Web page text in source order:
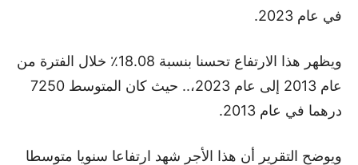
في عام 2023.
ويظهر هذا الارتفاع تحسنا بنسبة 18.08٪ خلال الفترة من
عام 2013 إلى عام 2023،.. حيث كان المتوسط 7250
درهما في عام 2013.
ويوضح التقرير أن هذا الأجر شهد ارتفاعا سنويا متوسطا